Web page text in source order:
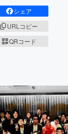
シェア
URLコピー
QRコード